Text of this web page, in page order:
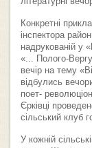
Конкретні
інспектора
надрукованій у
«... Полого-
вечір на тему
відбулись
поет-
Єрківці
сільський клуб
У кожній